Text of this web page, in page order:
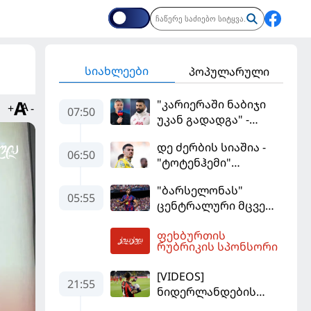
+ -
სიახლეები პოპულარული
07:50
"კარიერაში ნაბიჯი
უკან გადადგა" -
არჩევანი დაუწუნა
06:50
დე ძერბის სიაშია -
"ტოტენჰემი"
განიხილავს
05:55
"ბარსელონას"
ცენტრალური მცველი
"ლივერპულში"
გააგრძელებს
ფეხბურთის
რუბრიკის სპონსორი
21:55
[VIDEOS]
ნიდერლანდების